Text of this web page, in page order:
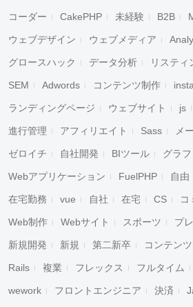
コーダー CakePHP 未経験 B2B
ウェブデザイン ウェブメディア
グロースハック データ分析 リスティ
SEM Adwords コンテンツ制作
ランディングページ ウェブサイト js
進行管理 アフィリエイト Sass メ
ゼロイチ 自社開発 BIツール グラ
Webアプリケーション FuelPHP 自由
在宅勤務 vue 自社 在宅 CS コ
Web制作 Webサイト スポーツ プ
新規開発 新規 第二新卒 コンテン
Rails 複業 フレックス フルタイム
wework フロントエンジニア 決済